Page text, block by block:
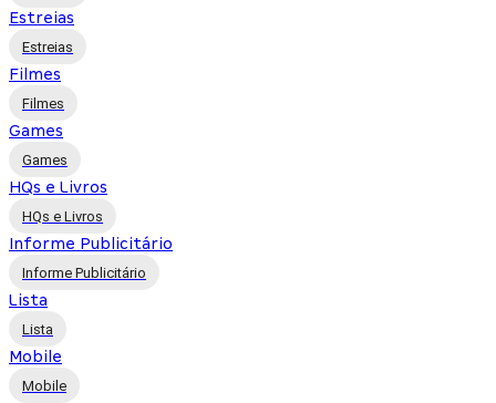
Estreias
Estreias
Filmes
Filmes
Games
Games
HQs e Livros
HQs e Livros
Informe Publicitário
Informe Publicitário
Lista
Lista
Mobile
Mobile